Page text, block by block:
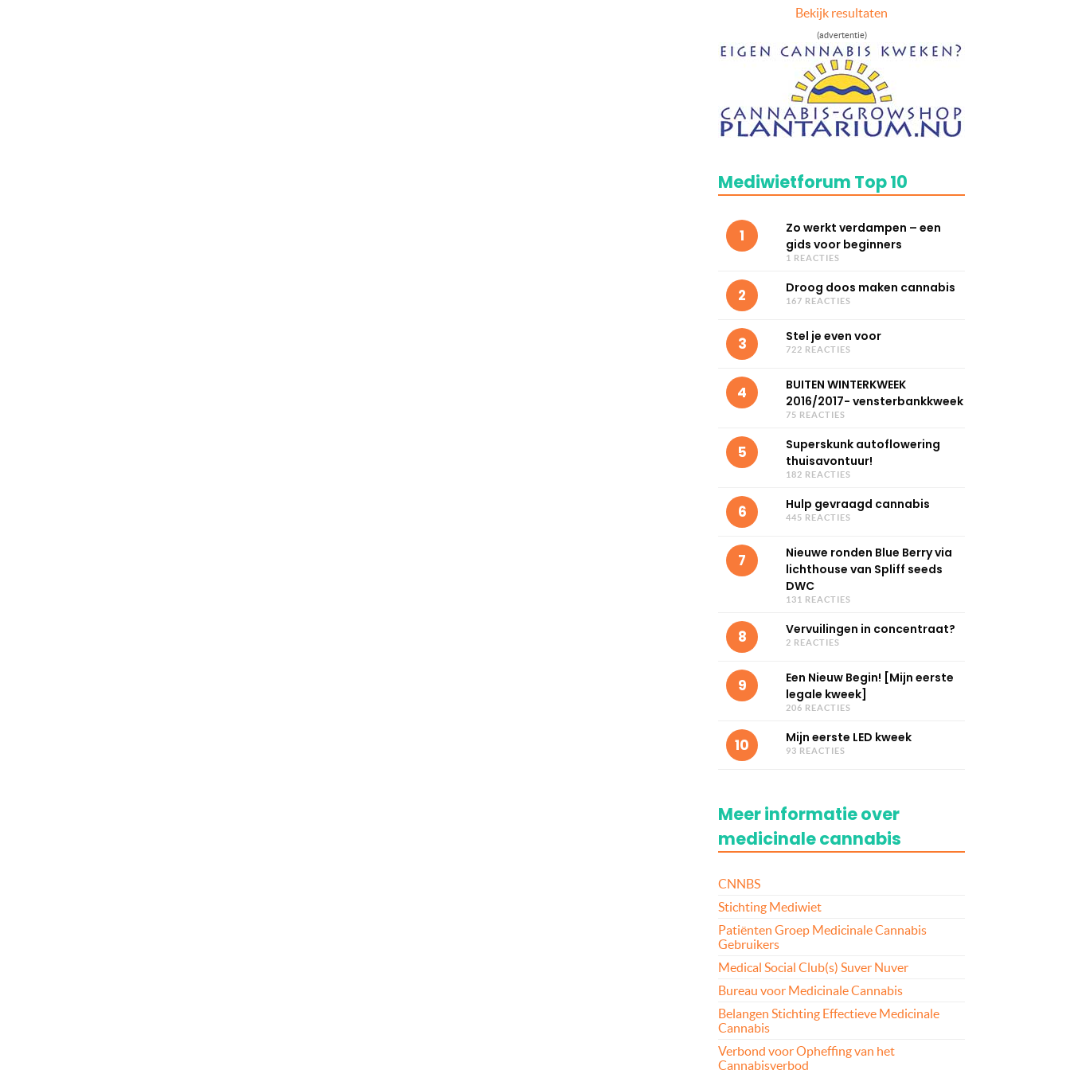
Bekijk resultaten
(advertentie)
Mediwietforum Top 10
1
Zo werkt verdampen – een
gids voor beginners
1 REACTIES
2 Droog doos maken cannabis
167 REACTIES
3 Stel je even voor
722 REACTIES
4
BUITEN WINTERKWEEK
2016/2017- vensterbankkweek
75 REACTIES
5
Superskunk autoflowering
thuisavontuur!
182 REACTIES
6 Hulp gevraagd cannabis
445 REACTIES
7
Nieuwe ronden Blue Berry via
lichthouse van Spliff seeds
DWC
131 REACTIES
8 Vervuilingen in concentraat?
2 REACTIES
9
Een Nieuw Begin! [Mijn eerste
legale kweek]
206 REACTIES
10 Mijn eerste LED kweek
93 REACTIES
Meer informatie over
medicinale cannabis
CNNBS
Stichting Mediwiet
Patiënten Groep Medicinale Cannabis
Gebruikers
Medical Social Club(s) Suver Nuver
Bureau voor Medicinale Cannabis
Belangen Stichting Effectieve Medicinale
Cannabis
Verbond voor Opheffing van het
Cannabisverbod